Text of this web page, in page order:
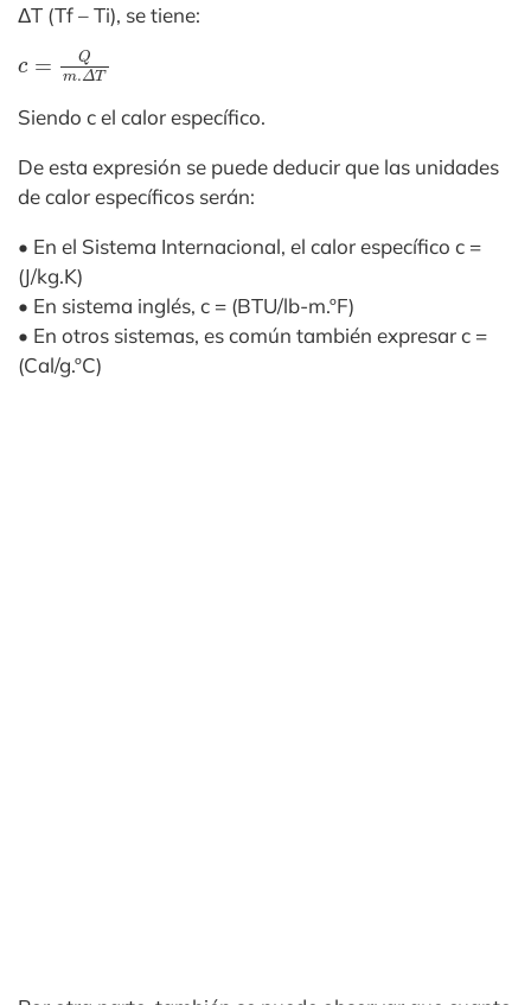
ΔT (Tf – Ti), se tiene:
m.Δ
Siendo c el calor específico.
De esta expresión se puede deducir que las unidades
de calor específicos serán:
• En el Sistema Internacional, el calor específico c =
(J/kg.K)
• En sistema inglés, c = (BTU/lb-m.ºF)
• En otros sistemas, es común también expresar c =
(Cal/g.ºC)